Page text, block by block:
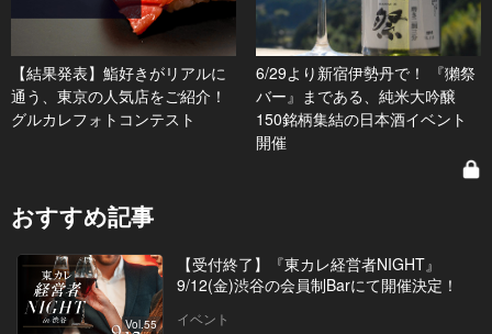
【結果発表】鮨好きがリアルに
通う、東京の人気店をご紹介！
グルカレフォトコンテスト
6/29より新宿伊勢丹で！ 『獺祭
バー』まである、純米大吟醸
150銘柄集結の日本酒イベント
開催
おすすめ記事
Vol.55
【受付終了】『東カレ経営者NIGHT』
9/12(金)渋谷の会員制Barにて開催決定！
イベント